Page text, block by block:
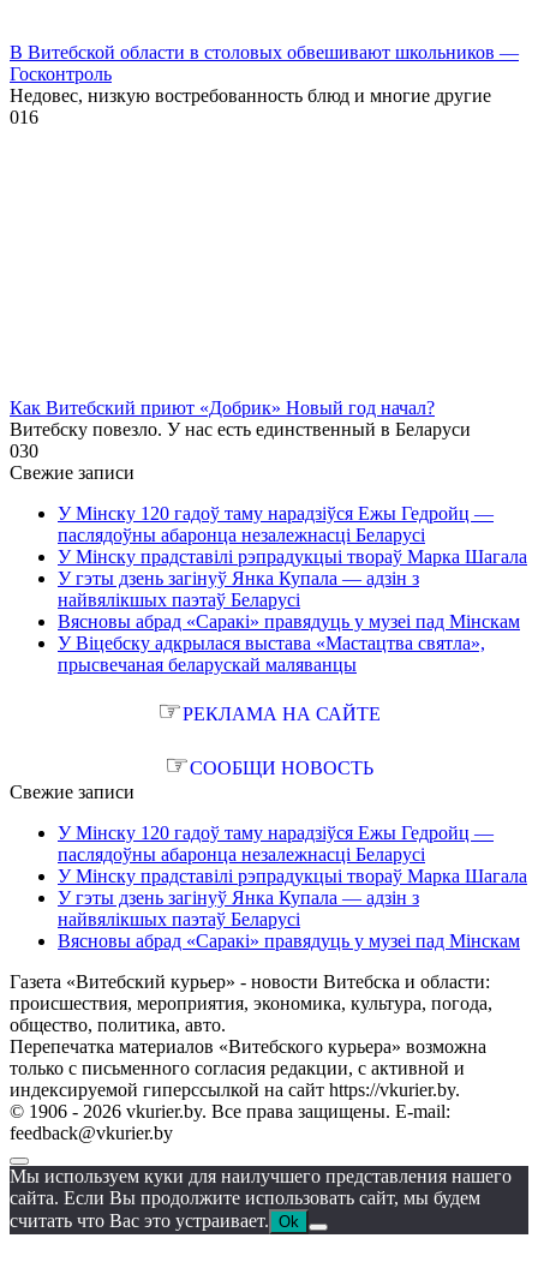
В Витебской области в столовых обвешивают школьников —
Госконтроль
Недовес, низкую востребованность блюд и многие другие
016
Как Витебский приют «Добрик» Новый год начал?
Витебску повезло. У нас есть единственный в Беларуси
030
Свежие записи
У Мінску 120 гадоў таму нарадзіўся Ежы Гедройц —
паслядоўны абаронца незалежнасці Беларусі
У Мінску прадставілі рэпрадукцыі твораў Марка Шагала
У гэты дзень загінуў Янка Купала — адзін з
найвялікшых паэтаў Беларусі
Вясновы абрад «Саракі» правядуць у музеі пад Мінскам
У Віцебску адкрылася выстава «Мастацтва святла»,
прысвечаная беларускай маляванцы
☞РЕКЛАМА НА САЙТЕ
☞СООБЩИ НОВОСТЬ
Свежие записи
У Мінску 120 гадоў таму нарадзіўся Ежы Гедройц —
паслядоўны абаронца незалежнасці Беларусі
У Мінску прадставілі рэпрадукцыі твораў Марка Шагала
У гэты дзень загінуў Янка Купала — адзін з
найвялікшых паэтаў Беларусі
Вясновы абрад «Саракі» правядуць у музеі пад Мінскам
Газета «Витебский курьер» - новости Витебска и области:
происшествия, мероприятия, экономика, культура, погода,
общество, политика, авто.
Перепечатка материалов «Витебского курьера» возможна
только с письменного согласия редакции, с активной и
индексируемой гиперссылкой на сайт https://vkurier.by.
© 1906 - 2026 vkurier.by. Все права защищены. E-mail:
feedback@vkurier.by
Мы используем куки для наилучшего представления нашего
сайта. Если Вы продолжите использовать сайт, мы будем
считать что Вас это устраивает. Ok